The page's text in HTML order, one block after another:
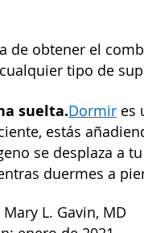
de obtener el
tipo de
suelta.Dormir es
estás
se desplaza a
duermes a
L. Gavin, MD